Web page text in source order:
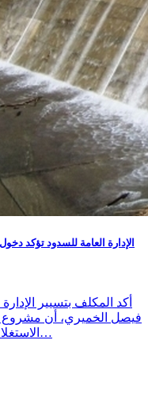
الإدارة العامة للسدود تؤكد
أكد المكلف بتسيير
فيصل الخميري، أن مشروع
الاستغلال قبل موفى سنة 2026، بما سيمكن من…